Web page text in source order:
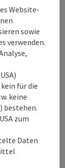
Website-
sowie
verwenden.
für die
keine
bestehen.
zum
Daten